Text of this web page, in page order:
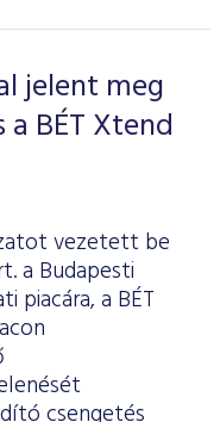
jelent meg
BÉT Xtend
vezetett be
a Budapesti
piacára, a BÉT
csengetés